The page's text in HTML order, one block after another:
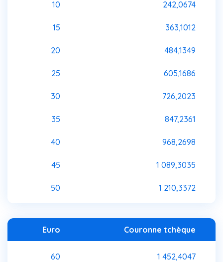
10 242,0674
15 363,1012
20 484,1349
25 605,1686
30 726,2023
35 847,2361
40 968,2698
45 1 089,3035
50 1 210,3372
Euro Couronne tchèque
60 1 452,4047